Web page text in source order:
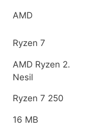
AMD
Ryzen 7
AMD Ryzen 2.
Nesil
Ryzen 7 250
16 MB